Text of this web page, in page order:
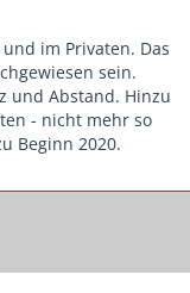
im Privaten. Das
sein.
und Abstand. Hinzu
- nicht mehr so
Beginn 2020.